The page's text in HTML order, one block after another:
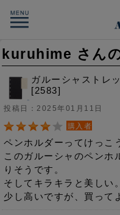
kuruhime さん
ガルーシャストレ
[2583]
投稿日：2025年01月11日
購入者
ペンホルダーってけっこ
このガルーシャのペンホ
りそうです。
そしてキラキラと美しい。
少し高いですが、買って